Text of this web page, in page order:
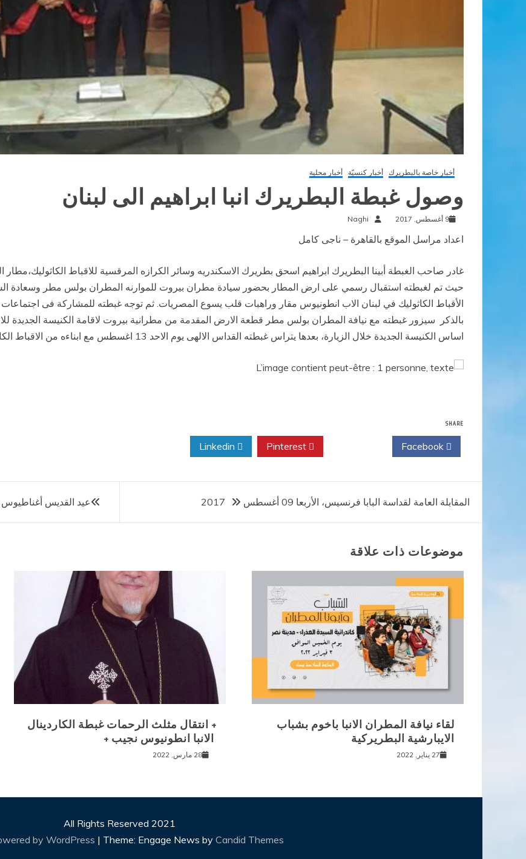
أخبار خاصة بالبطريرك أخبار كنسيّة أخبار محلية
وصول غبطة البطريرك انبا ابراهيم الى لبنان
9 أغسطس, 2017 Naghi
اعداد مراسل الموقع بالقاهرة – ناجى كامل
حيث تم لغبطته استقبال رسمي على ارض المطار بحضور سيادة مطران بيروت للموارنه المطران بولس مطر وسعادة
الأقباط الكاثوليك في لبنان الاب انطونيوس مقار وراهبات قلب يسوع المصريات. ثم توجه غبطته للمشاركة فى
بالذكر سيزور غبطته مع نيافة المطران بولس مطر قطعة الارض المقدمة من مطرانية بيروت لاقامة الكنيسة الجديدة
اساس الكنيسة الجديدة خلال الزيارة، بعدها يتراس غبطته القداس الالهى يوم الاحد 13 اغسطس مع ابناءه من الاقباط الكاثوليك بلبنان
SHARE
تصفّح
المقالات
عيد القديس أغناطيوس المقابلة العامة لقداسة البابا فرنسيس، الأربعا 09 أغسطس 2017
موضوعات ذات علاقة
+ انتقال مثلث الرحمات غبطة الكاردينال
الانبا انطونيوس نجيب +
28 مارس, 2022
لقاء نيافة المطران الانبا باخوم بشباب
الايبارشية البطريركية
27 يناير, 2022
All Rights Reserved 2021
by WordPress | Theme: Engage News by Candid Themes